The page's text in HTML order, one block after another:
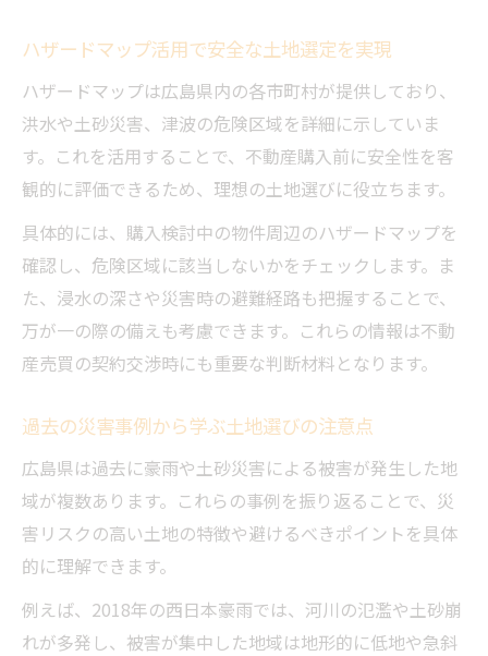
ハザードマップ活用で安全な土地選定を実現
ハザードマップは広島県内の各市町村が提供しており、
洪水や土砂災害、津波の危険区域を詳細に示していま
す。これを活用することで、不動産購入前に安全性を客
観的に評価できるため、理想の土地選びに役立ちます。
具体的には、購入検討中の物件周辺のハザードマップを
確認し、危険区域に該当しないかをチェックします。ま
た、浸水の深さや災害時の避難経路も把握することで、
万が一の際の備えも考慮できます。これらの情報は不動
産売買の契約交渉時にも重要な判断材料となります。
過去の災害事例から学ぶ土地選びの注意点
広島県は過去に豪雨や土砂災害による被害が発生した地
域が複数あります。これらの事例を振り返ることで、災
害リスクの高い土地の特徴や避けるべきポイントを具体
的に理解できます。
例えば、2018年の西日本豪雨では、河川の氾濫や土砂崩
れが多発し、被害が集中した地域は地形的に低地や急斜